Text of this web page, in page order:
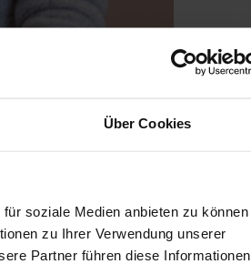
Über Cookies
soziale Medien anbieten zu können
zu Ihrer Verwendung unserer
Partner führen diese Informationen